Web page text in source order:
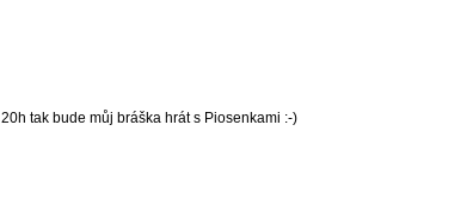
tak bude můj bráška hrát s Piosenkami :-)